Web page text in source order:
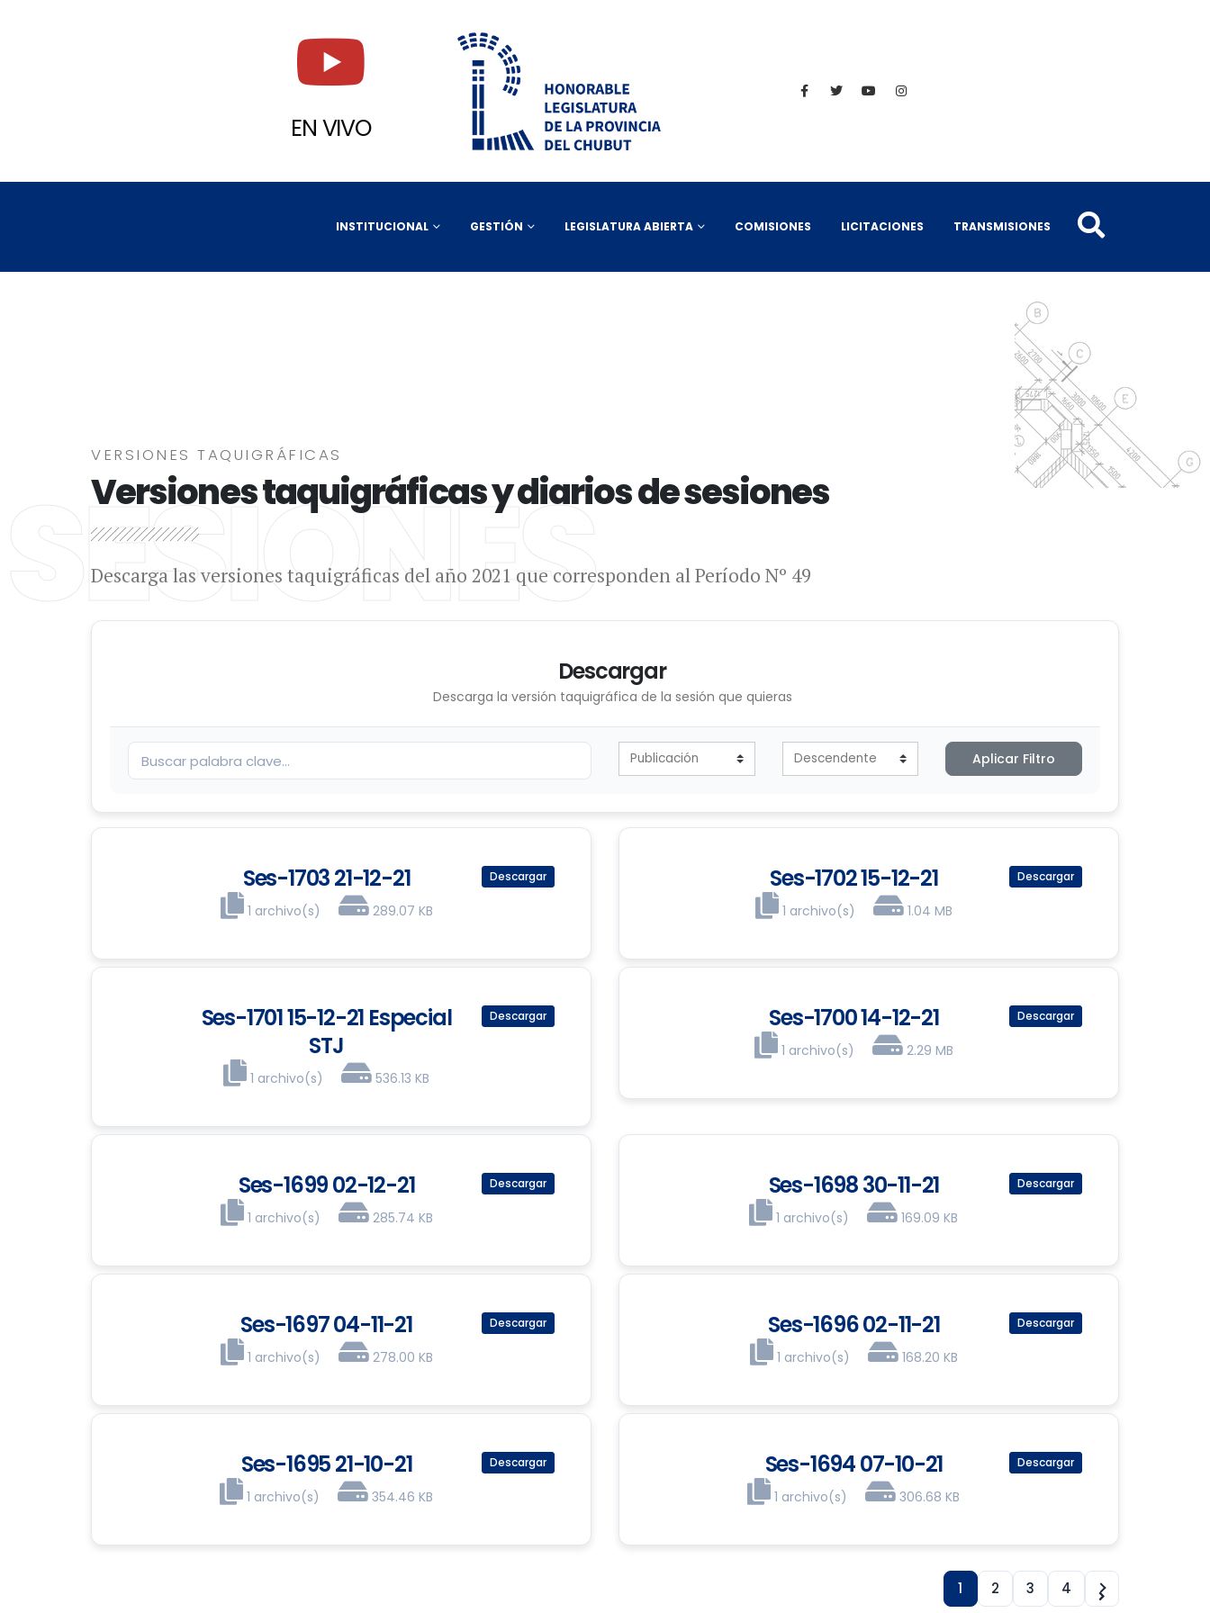
EN VIVO
INSTITUCIONAL GESTIÓN LEGISLATURA ABIERTA COMISIONES LICITACIONES TRANSMISIONES
SESIONES
VERSIONES TAQUIGRÁFICAS
Versiones taquigráficas y diarios de sesiones
Descarga las versiones taquigráficas del año 2021 que corresponden al Período Nº 49
Descargar
Descarga la versión taquigráfica de la sesión que quieras
Aplicar Filtro
Ses-1703 21-12-21
1 archivo(s) 289.07 KB
Descargar Ses-1702 15-12-21
1 archivo(s) 1.04 MB
Descargar
Ses-1701 15-12-21 Especial
STJ
1 archivo(s) 536.13 KB
Descargar Ses-1700 14-12-21
1 archivo(s) 2.29 MB
Descargar
Ses-1699 02-12-21
1 archivo(s) 285.74 KB
Descargar Ses-1698 30-11-21
1 archivo(s) 169.09 KB
Descargar
Ses-1697 04-11-21
1 archivo(s) 278.00 KB
Descargar Ses-1696 02-11-21
1 archivo(s) 168.20 KB
Descargar
Ses-1695 21-10-21
1 archivo(s) 354.46 KB
Descargar Ses-1694 07-10-21
1 archivo(s) 306.68 KB
Descargar
1 2 3 4